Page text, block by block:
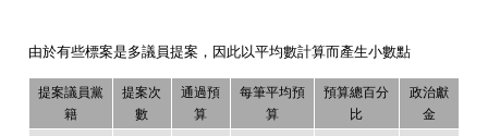
由於有些標案是多議員提案，因此以平均數計算而產生小數點
提案議員黨
籍
提案次
數
通過預
算
每筆平均預
算
預算總百分
比
政治獻
金